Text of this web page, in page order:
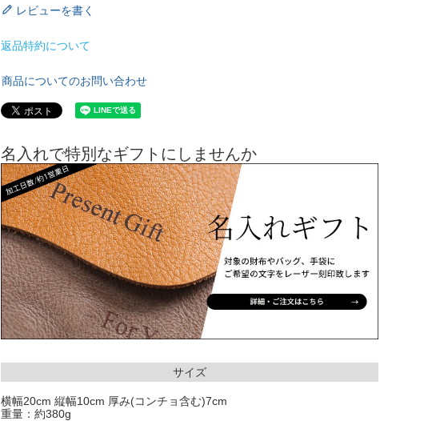
レビューを書く
返品特約について
商品についてのお問い合わせ
名入れで特別なギフトにしませんか
サイズ
横幅20cm 縦幅10cm 厚み(コンチョ含む)7cm
重量：約380g